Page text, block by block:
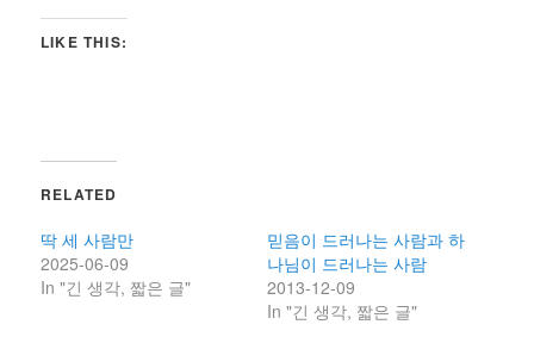
LIKE THIS:
RELATED
딱 세 사람만
2025-06-09
In "긴 생각, 짧은 글"
믿음이 드러나는 사람과 하
나님이 드러나는 사람
2013-12-09
In "긴 생각, 짧은 글"